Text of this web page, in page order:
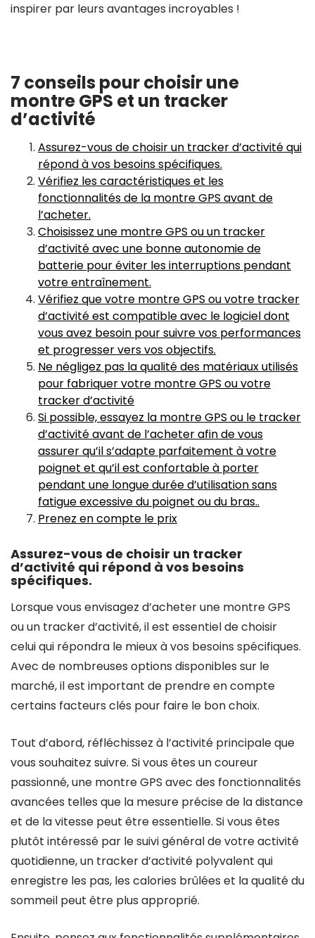
inspirer par leurs avantages incroyables !
7 conseils pour choisir une
montre GPS et un tracker
d’activité
Assurez-vous de choisir un tracker d’activité qui
répond à vos besoins spécifiques.
Vérifiez les caractéristiques et les
fonctionnalités de la montre GPS avant de
l’acheter.
Choisissez une montre GPS ou un tracker
d’activité avec une bonne autonomie de
batterie pour éviter les interruptions pendant
votre entraînement.
Vérifiez que votre montre GPS ou votre tracker
d’activité est compatible avec le logiciel dont
vous avez besoin pour suivre vos performances
et progresser vers vos objectifs.
Ne négligez pas la qualité des matériaux utilisés
pour fabriquer votre montre GPS ou votre
tracker d’activité
Si possible, essayez la montre GPS ou le tracker
d’activité avant de l’acheter afin de vous
assurer qu’il s’adapte parfaitement à votre
poignet et qu’il est confortable à porter
pendant une longue durée d’utilisation sans
fatigue excessive du poignet ou du bras..
Prenez en compte le prix
Assurez-vous de choisir un tracker
d’activité qui répond à vos besoins
spécifiques.
Lorsque vous envisagez d’acheter une montre GPS
ou un tracker d’activité, il est essentiel de choisir
celui qui répondra le mieux à vos besoins spécifiques.
Avec de nombreuses options disponibles sur le
marché, il est important de prendre en compte
certains facteurs clés pour faire le bon choix.
Tout d’abord, réfléchissez à l’activité principale que
vous souhaitez suivre. Si vous êtes un coureur
passionné, une montre GPS avec des fonctionnalités
avancées telles que la mesure précise de la distance
et de la vitesse peut être essentielle. Si vous êtes
plutôt intéressé par le suivi général de votre activité
quotidienne, un tracker d’activité polyvalent qui
enregistre les pas, les calories brûlées et la qualité du
sommeil peut être plus approprié.